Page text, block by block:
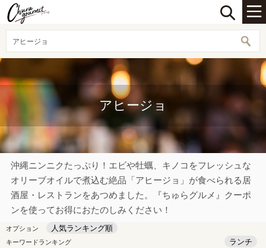
アヒージョ
アヒージョ
沖縄ニンニクたっぷり！エビや牡蠣、キノコをフレッシュな
オリーブオイルで煮込む絶品「アヒージョ」が食べられる居
酒屋・レストランをあつめました。『ちゅらグルメ』クーポ
ンを使ってお得におたのしみください！
オプション 人気ランキング順
キーワードランキング
ランチ